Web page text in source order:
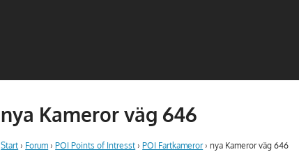
nya Kameror väg 646
Start › Forum › POI Points of Intresst › POI Fartkameror › nya Kameror väg 646